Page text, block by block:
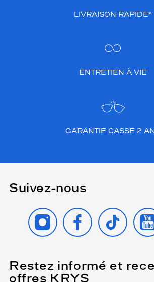
LIVRAISON RAPIDE*
ENTRETIEN À VIE
GARANTIE CASSE 2
Suivez-nous
INSTAGRAMFACEBOOK
TIKTOK
Restez informé et
offres KRYS
Name
(Ce
champ
est